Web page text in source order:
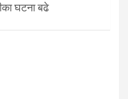
घटना बढे